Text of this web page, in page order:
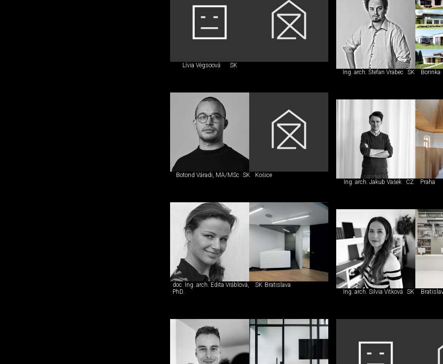
Lívia Végsoová
SK
Ing. arch. Štefan Vrabec
SK Borinka
Botond Váradi, MA/MSc SK
Košice
Ing. arch. Jakub Vašek
CZ Praha
doc. Ing. arch. Edita Vráblová,
PhD.
SK Bratislava
Ing. arch. Silvia Vitková
SK